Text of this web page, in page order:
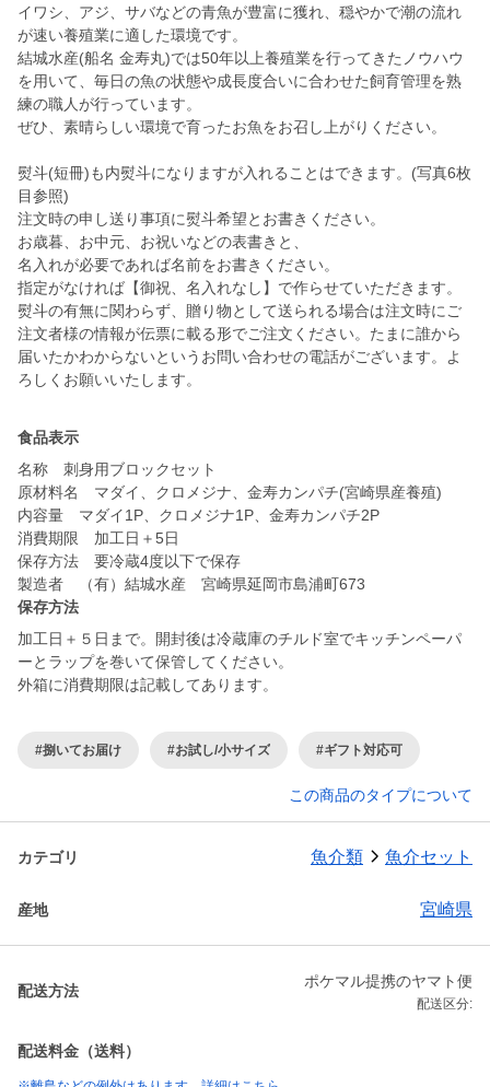
イワシ、アジ、サバなどの青魚が豊富に獲れ、穏やかで潮の流れ
が速い養殖業に適した環境です。
結城水産(船名 金寿丸)では50年以上養殖業を行ってきたノウハウ
を用いて、毎日の魚の状態や成長度合いに合わせた飼育管理を熟
練の職人が行っています。
ぜひ、素晴らしい環境で育ったお魚をお召し上がりください。
熨斗(短冊)も内熨斗になりますが入れることはできます。(写真6枚
目参照)
注文時の申し送り事項に熨斗希望とお書きください。
お歳暮、お中元、お祝いなどの表書きと、
名入れが必要であれば名前をお書きください。
指定がなければ【御祝、名入れなし】で作らせていただきます。
熨斗の有無に関わらず、贈り物として送られる場合は注文時にご
注文者様の情報が伝票に載る形でご注文ください。たまに誰から
届いたかわからないというお問い合わせの電話がございます。よ
ろしくお願いいたします。
食品表示
名称 刺身用ブロックセット
原材料名 マダイ、クロメジナ、金寿カンパチ(宮崎県産養殖)
内容量 マダイ1P、クロメジナ1P、金寿カンパチ2P
消費期限 加工日＋5日
保存方法 要冷蔵4度以下で保存
製造者 （有）結城水産 宮崎県延岡市島浦町673
保存方法
加工日＋５日まで。開封後は冷蔵庫のチルド室でキッチンペーパ
ーとラップを巻いて保管してください。
外箱に消費期限は記載してあります。
#捌いてお届け #お試し/小サイズ #ギフト対応可
この商品のタイプについて
カテゴリ 魚介類 魚介セット
産地 宮崎県
配送方法
ポケマル提携のヤマト便
配送区分:
配送料金（送料）